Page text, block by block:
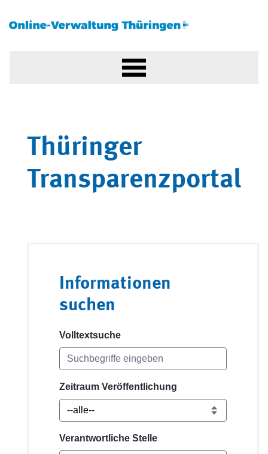
Thüringer
Transparenzportal
Informationen
suchen
Volltextsuche
Zeitraum Veröffentlichung
Verantwortliche Stelle